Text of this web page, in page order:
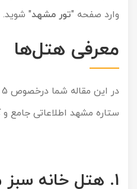
وارد صفحه "تور مشهد" شوید.
معرفی هتل‌ها
در این مقاله شما درخصوص 5
ستاره مشهد اطلاعاتی جامع و
1. هتل خانه
تور ماسوله
تور مرداب سراوان
تور گلستان